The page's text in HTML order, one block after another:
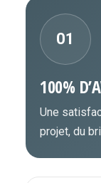
01
100%
Une
projet, du